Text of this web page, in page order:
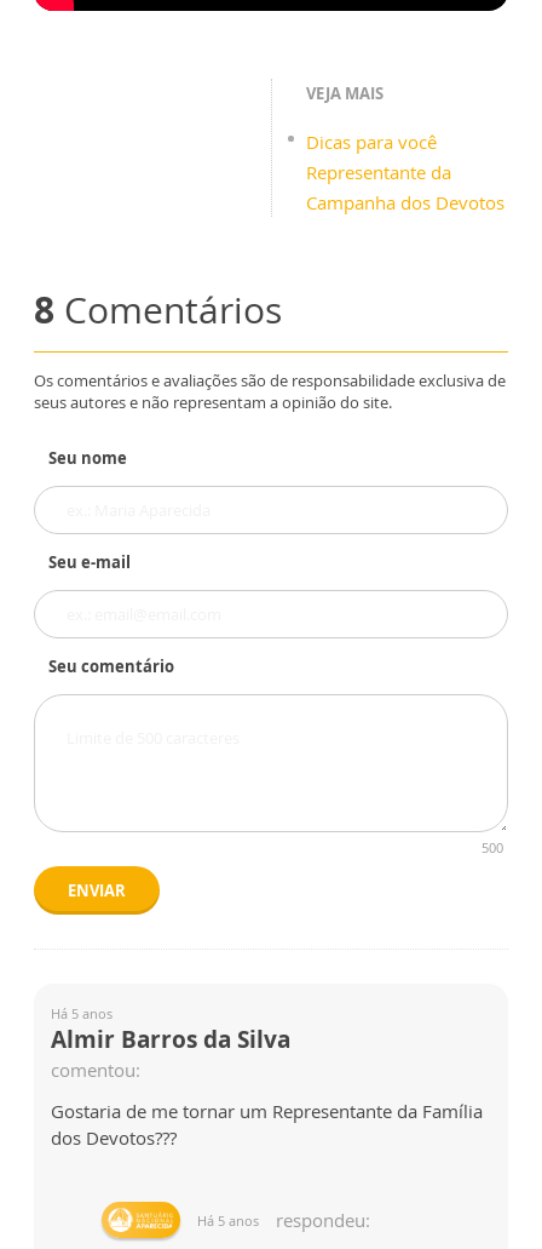
VEJA MAIS
Dicas para você
Representante da
Campanha dos Devotos
8 Comentários
Os comentários e avaliações são de responsabilidade exclusiva de
seus autores e não representam a opinião do site.
Seu nome
Seu e-mail
Seu comentário
500
ENVIAR
Há 5 anos
Almir Barros da Silva
comentou:
Gostaria de me tornar um Representante da Família
dos Devotos???
Há 5 anos respondeu: